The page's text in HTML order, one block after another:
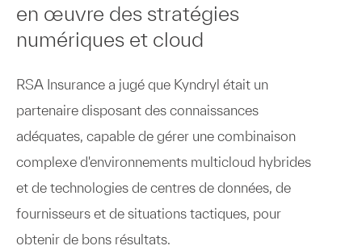
en œuvre des stratégies
numériques et cloud
RSA Insurance a jugé que Kyndryl était un
partenaire disposant des connaissances
adéquates, capable de gérer une combinaison
complexe d'environnements multicloud hybrides
et de technologies de centres de données, de
fournisseurs et de situations tactiques, pour
obtenir de bons résultats.